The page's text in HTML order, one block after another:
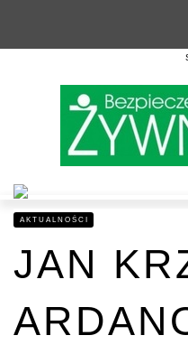
AKTUALNOŚCI
JAN